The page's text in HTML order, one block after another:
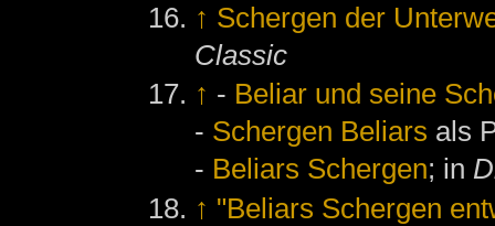
↑ Schergen der
Classic
↑ - Beliar und seine
- Schergen Beliars als
- Beliars Schergen; in
↑ "Beliars Schergen